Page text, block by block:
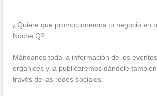
¿Quiere que promocionemos tu negocio en
Noche Q?
Mándanos toda la información de los
organices y la publicaremos dándole
través de las redes sociales.